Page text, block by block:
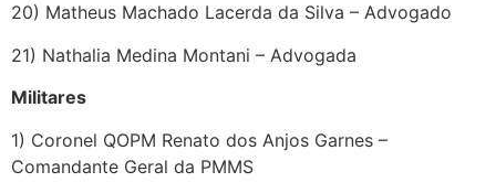
20) Matheus Machado Lacerda da Silva – Advogado
21) Nathalia Medina Montani – Advogada
Militares
1) Coronel QOPM Renato dos Anjos Garnes –
Comandante Geral da PMMS